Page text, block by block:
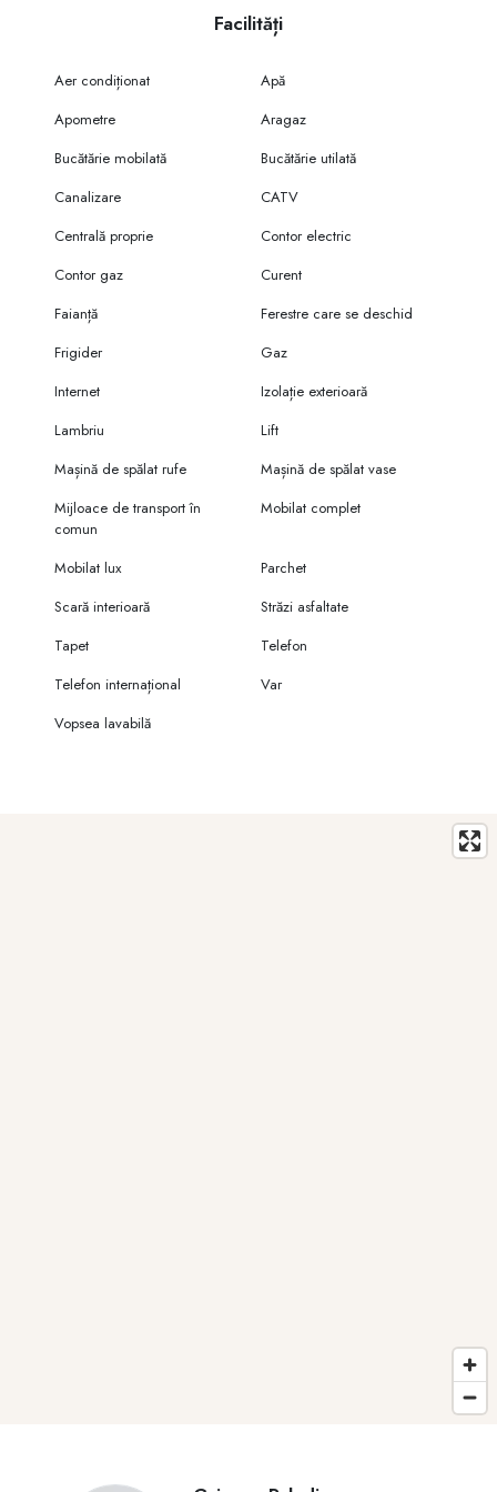
Facilități
Aer condiționat
Apă
Apometre
Aragaz
Bucătărie mobilată
Bucătărie utilată
Canalizare
CATV
Centrală proprie
Contor electric
Contor gaz
Curent
Faianță
Ferestre care se deschid
Frigider
Gaz
Internet
Izolație exterioară
Lambriu
Lift
Mașină de spălat rufe
Mașină de spălat vase
Mijloace de transport în
comun
Mobilat complet
Mobilat lux
Parchet
Scară interioară
Străzi asfaltate
Tapet
Telefon
Telefon internațional
Var
Vopsea lavabilă